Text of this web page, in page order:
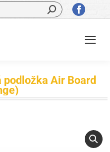
sa
otvorí
okne
Air Board